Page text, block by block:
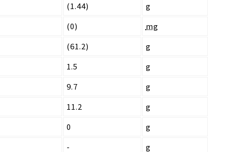
(1.44)
g
(0)
mg
(61.2) g
1.5
g
9.7
g
11.2
g
0
g
- g